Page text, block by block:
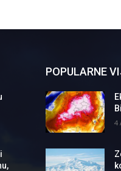
POPULARNE
4